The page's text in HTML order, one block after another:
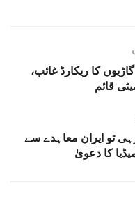
کا ریکارڈ غائب،
قائم
تو ایران معاہدے سے
کا دعویٰ